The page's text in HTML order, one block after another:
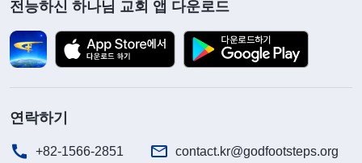
전능하신 하나님 교회 앱 다운로드
연락하기
+82-1566-2851 contact.kr@godfootsteps.org